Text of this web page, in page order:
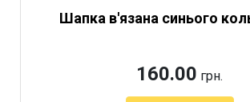
Шапка в'язана синього
160.00 грн.